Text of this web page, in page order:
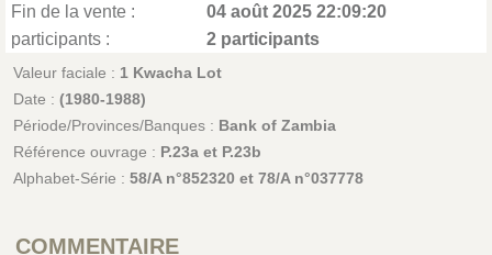
Fin de la vente :
04 août 2025 22:09:20
participants :
2 participants
Valeur faciale : 1 Kwacha Lot
Date : (1980-1988)
Période/Provinces/Banques : Bank of Zambia
Référence ouvrage : P.23a et P.23b
Alphabet-Série : 58/A n°852320 et 78/A n°037778
COMMENTAIRE